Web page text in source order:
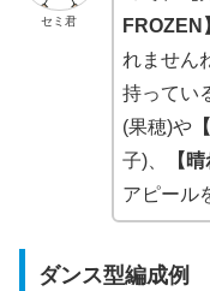
セミ君
FROZEN
れません
持ってい
(果穂)や
子)、
【
アピール
ダンス型編成例